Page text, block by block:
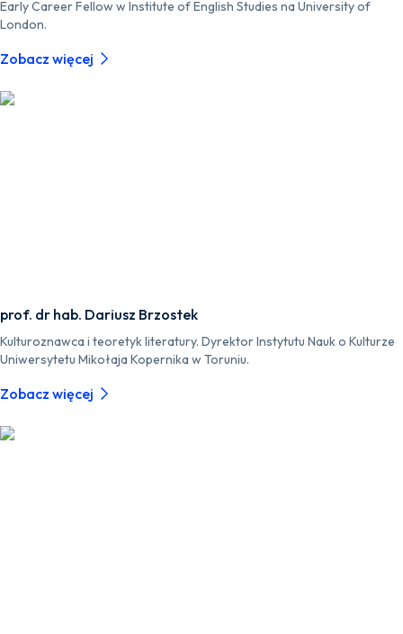
Early Career Fellow w Institute of English Studies na University of
London.
Zobacz więcej
prof. dr hab. Dariusz Brzostek
Kulturoznawca i teoretyk literatury. Dyrektor Instytutu Nauk o Kulturze
Uniwersytetu Mikołaja Kopernika w Toruniu.
Zobacz więcej